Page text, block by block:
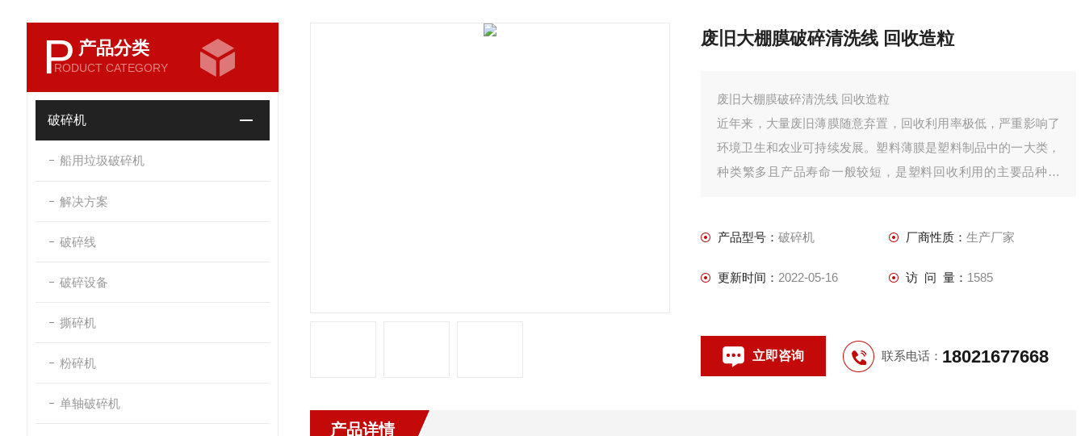
P 产品分类
RODUCT CATEGORY
破碎机
船用垃圾破碎机
解决方案
破碎线
破碎设备
撕碎机
粉碎机
单轴破碎机
废旧大棚膜破碎清洗线 回收造粒
废旧大棚膜破碎清洗线 回收造粒
近年来，大量废旧薄膜随意弃置，回收利用率极低，严重影响了
环境卫生和农业可持续发展。塑料薄膜是塑料制品中的一大类，
种类繁多且产品寿命一般较短，是塑料回收利用的主要品种之
产品型号： 破碎机 厂商性质： 生产厂家
更新时间： 2022-05-16 访 问 量： 1585
立即咨询 联系电话： 18021677668
产品详情